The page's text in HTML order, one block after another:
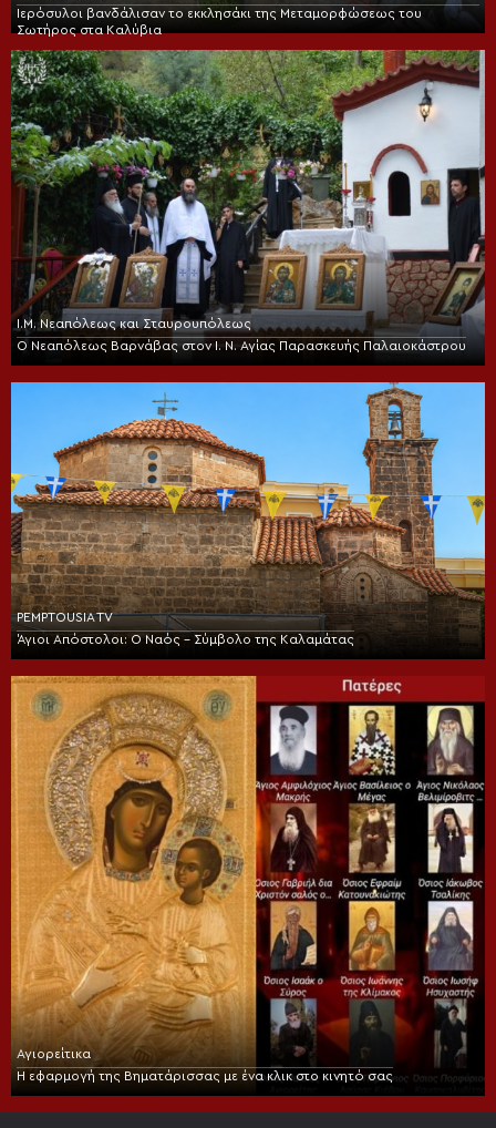
Ιερόσυλοι βανδάλισαν το εκκλησάκι της Μεταμορφώσεως του
Σωτήρος στα Καλύβια
Ι.Μ. Νεαπόλεως και Σταυρουπόλεως
Ο Νεαπόλεως Βαρνάβας στον Ι. Ν. Αγίας Παρασκευής Παλαιοκάστρου
PEMPTOUSIA TV
Άγιοι Απόστολοι: Ο Ναός – Σύμβολο της Καλαμάτας
Αγιορείτικα
Η εφαρμογή της Βηματάρισσας με ένα κλικ στο κινητό σας